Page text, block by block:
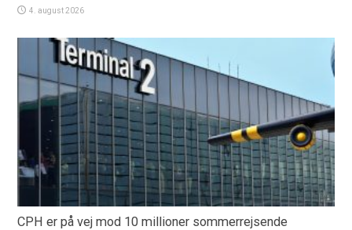
4. august 2026
CPH er på vej mod 10 millioner sommerrejsende